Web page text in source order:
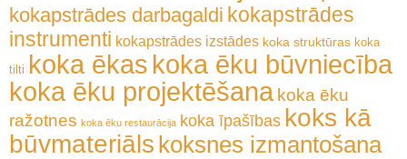
kokapstrādes darbagaldi kokapstrādes
instrumenti kokapstrādes izstādes koka struktūras koka
tilti koka ēkas koka ēku būvniecība
koka ēku projektēšana koka ēku
ražotnes koka ēku restaurācija koka īpašības koks kā
būvmateriāls koksnes izmantošana